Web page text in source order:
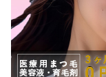
徳島県
香川県
愛媛県
高知県
福岡県